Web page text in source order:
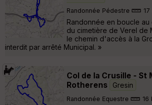
Randonnée Pédestre
Randonnée en boucle
du cimetière de Verel de
le chemin d'accès à la
interdit par arrêté Municipal. »
Col de la Crusille - St
Rotherens
Gresin
Randonnée Equestre 16